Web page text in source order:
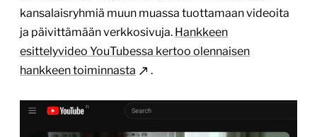
kansalaisryhmiä muun muassa tuottamaan videoita
ja päivittämään verkkosivuja. Hankkeen
esittelyvideo YouTubessa kertoo olennaisen
hankkeen toiminnasta
.